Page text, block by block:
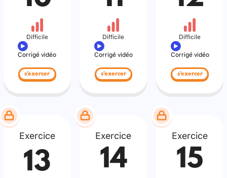
Difficile
Corrigé vidéo
s'exercer
Difficile
Corrigé vidéo
s'exercer
Difficile
Corrigé vidéo
s'exercer
Exercice
13
Exercice
14
Exercice
15